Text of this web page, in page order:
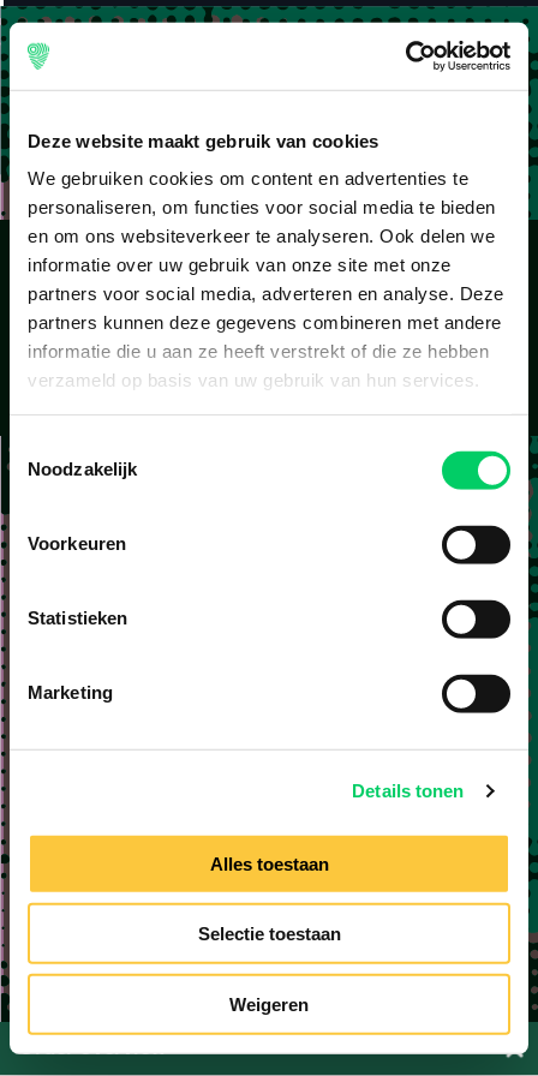
Deze website maakt gebruik van cookies
We gebruiken cookies om content en advertenties te
personaliseren, om functies voor social media te bieden
en om ons websiteverkeer te analyseren. Ook delen we
informatie over uw gebruik van onze site met onze
partners voor social media, adverteren en analyse. Deze
partners kunnen deze gegevens combineren met andere
informatie die u aan ze heeft verstrekt of die ze hebben
verzameld op basis van uw gebruik van hun services.
Toestemmingsselectie
Noodzakelijk
Voorkeuren
Statistieken
Marketing
Details tonen
Alles toestaan
Selectie toestaan
Weigeren
Order overview
Safe online payments
Choose between multiple payment methods, such as VISA
and Mastercard